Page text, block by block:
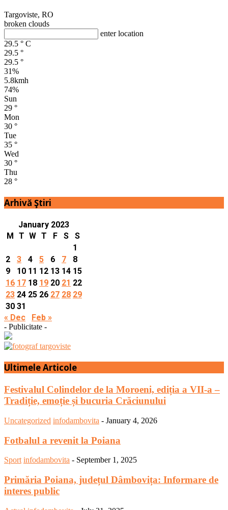
Targoviste, RO
broken clouds
enter location
29.5 ° C
29.5 °
29.5 °
31%
5.8kmh
74%
Sun
29 °
Mon
30 °
Tue
35 °
Wed
30 °
Thu
28 °
Arhivă Ştiri
January 2023
M T W T F S
S
1
2
3 4 5 6 7
8
9
10 11 12 13 14 15
16 17 18 19 20 21 22
23 24 25 26 27 28 29
30 31
« Dec
Feb »
- Publicitate -
Ultimele Articole
Festivalul Colindelor de la Moroeni, ediția a VII-a –
Tradiție, emoție și bucuria Crăciunului
Uncategorized infodambovita - January 4, 2026
Fotbalul a revenit la Poiana
Sport infodambovita - September 1, 2025
Primăria Poiana, județul Dâmbovița: Informare de
interes public